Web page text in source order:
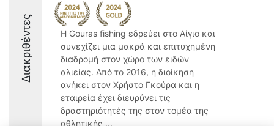
Διακριθέντες
Η Gouras fishing εδρεύει στο Αίγιο και
συνεχίζει μια μακρά και επιτυχημένη
διαδρομή στον χώρο των ειδών
αλιείας. Από το 2016, η διοίκηση
ανήκει στον Χρήστο Γκούρα και η
εταιρεία έχει διευρύνει τις
δραστηριότητές της στον τομέα της
αθλητικής ...